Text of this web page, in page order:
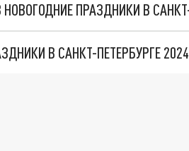
В САНКТ-ПЕТЕРБУРГЕ